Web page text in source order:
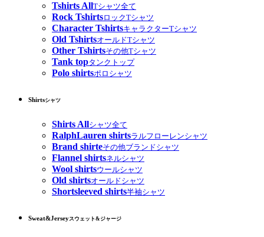
Tshirts AllTシャツ全て
Rock TshirtsロックTシャツ
Character TshirtsキャラクターTシャツ
Old TshirtsオールドTシャツ
Other Tshirtsその他Tシャツ
Tank topタンクトップ
Polo shirtsポロシャツ
Shirtsシャツ
Shirts Allシャツ全て
RalphLauren shirtsラルフローレンシャツ
Brand shirteその他ブランドシャツ
Flannel shirtsネルシャツ
Wool shirtsウールシャツ
Old shirtsオールドシャツ
Shortsleeved shirts半袖シャツ
Sweat&Jerseyスウェット&ジャージ